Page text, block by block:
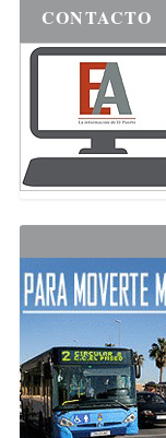
CONTACTO